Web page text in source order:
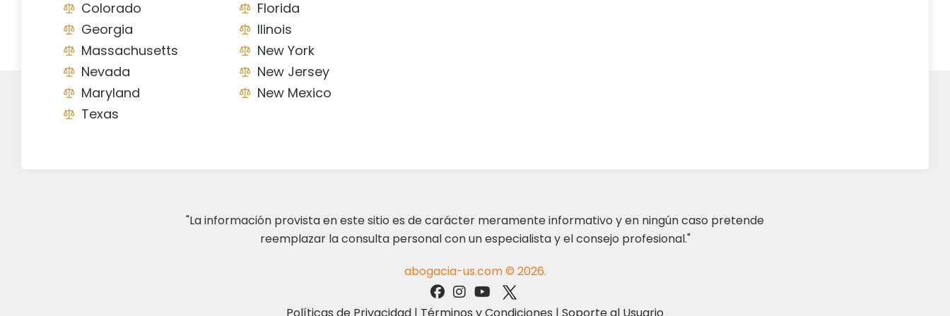
Colorado
Florida
Georgia
Ilinois
Massachusetts
New York
Nevada
New Jersey
Maryland
New Mexico
Texas
"La información provista en este sitio es de carácter meramente informativo y en ningún caso pretende
reemplazar la consulta personal con un especialista y el consejo profesional."
abogacia-us.com © 2026.